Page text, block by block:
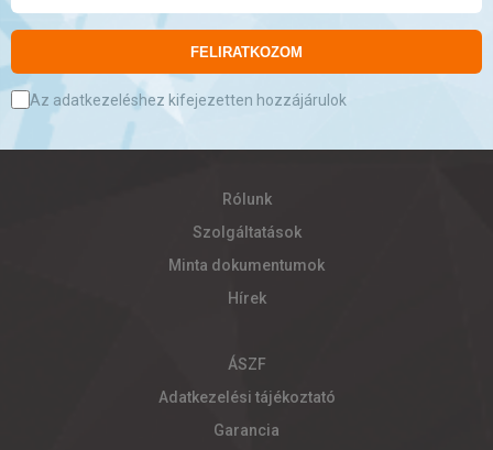
FELIRATKOZOM
Az adatkezeléshez kifejezetten hozzájárulok
Rólunk
Szolgáltatások
Minta dokumentumok
Hírek
ÁSZF
Adatkezelési tájékoztató
Garancia